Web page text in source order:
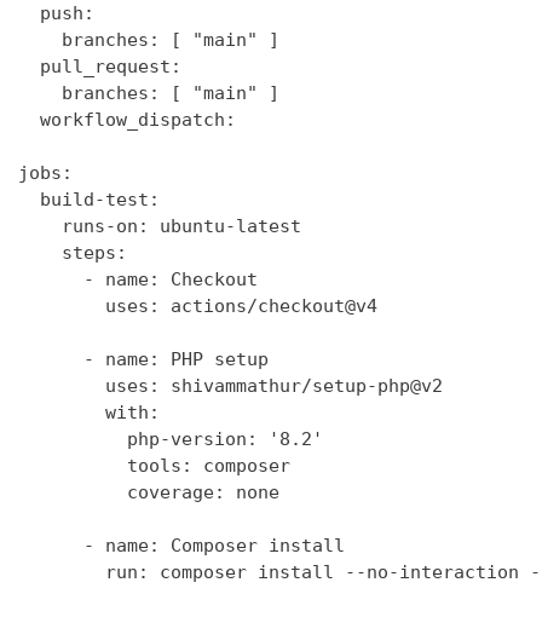
  push:
    branches: [ "main" ]
  pull_request:
    branches: [ "main" ]
  workflow_dispatch:
jobs:
  build-test:
    runs-on: ubuntu-latest
    steps:
      - name: Checkout
        uses: actions/checkout@v4
      - name: PHP setup
        uses: shivammathur/setup-php@v2
        with:
          php-version: '8.2'
          tools: composer
          coverage: none
      - name: Composer install
run: composer install --no-interaction